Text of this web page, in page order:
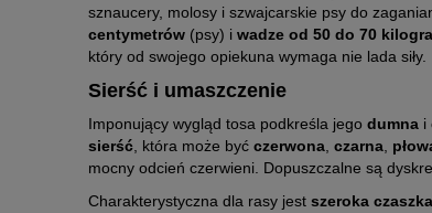
sznaucery, molosy i szwajcarskie psy do
centymetrów (psy) i wadze od 50 do 70
który od swojego opiekuna wymaga nie lada siły.
Sierść i umaszczenie
Imponujący wygląd tosa podkreśla jego dumna i
sierść , która może być czerwona czarna
mocny odcień czerwieni. Dopuszczalne są
Charakterystyczna dla rasy jest szeroka